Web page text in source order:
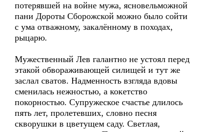
потерявшей на войне мужа, ясновельможной
пани Дороты Сборожской можно было сойти
с ума отважному, закалённому в походах,
рыцарю.
Мужественный Лев галантно не устоял перед
этакой обвораживающей силищей и тут же
заслал сватов. Надменность взгляда вдовы
сменилась нежностью, а кокетство
покорностью. Супружеское счастье длилось
пять лет, пролетевших, словно песня
скворушки в цветущем саду. Светлая,